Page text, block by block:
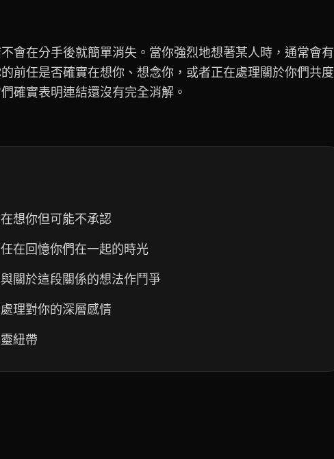
會在分手後就簡單消失。當你強烈地想著某人時，通常會有
前任是否確實在想你、想念你，或者正在處理關於你們共度
確實表明連結還沒有完全消解。
想你但可能不承認
在回憶你們在一起的時光
關於這段關係的想法作鬥爭
理對你的深層感情
紐帶